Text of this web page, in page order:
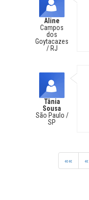
Aline
Campos
dos
Goytacazes
/ RJ
Tânia
Sousa
São Paulo /
SP
«« «